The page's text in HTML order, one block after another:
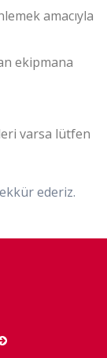
amacıyla
ekipmana
varsa lütfen
ederiz.